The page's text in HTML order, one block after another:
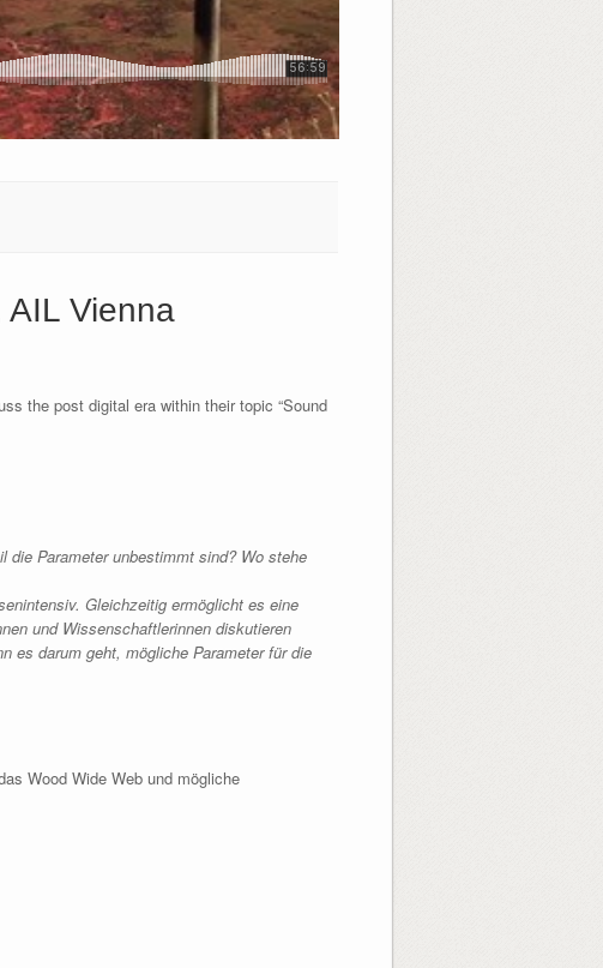
Vienna
the post digital era within their topic “Sound
die Parameter unbestimmt sind? Wo stehe
Gleichzeitig ermöglicht es eine
und Wissenschaftlerinnen diskutieren
es darum geht, mögliche Parameter für die
Wood Wide Web und mögliche